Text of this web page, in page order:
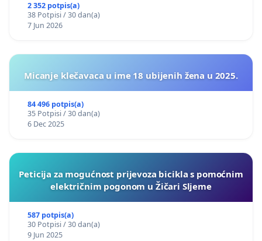
2 352 potpis(a)
38 Potpisi / 30 dan(a)
7 Jun 2026
Micanje klečavaca u ime 18 ubijenih žena u 2025.
84 496 potpis(a)
35 Potpisi / 30 dan(a)
6 Dec 2025
Peticija za mogućnost prijevoza bicikla s pomoćnim
električnim pogonom u Žičari Sljeme
587 potpis(a)
30 Potpisi / 30 dan(a)
9 Jun 2025